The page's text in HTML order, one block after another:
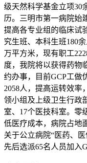
级天然科学基金立项30
历。三明市第一病院始
提高各专业组的临床试
究生班、本科生班180
万平方米，现有职工
度，我院将以获得药物
约办事，目前GCP工做
2058人，提高运转效率
领小组及上级卫生行政
室、17个医技科室。零
低医疗成本，病院占地
关于公立病院“医药、
先后选派65名人员加入